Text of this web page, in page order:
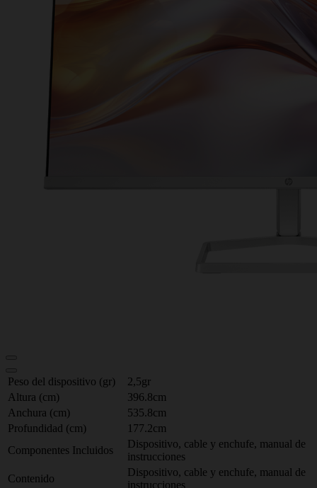
Peso del dispositivo (gr)
2,5gr
Altura (cm)
396.8cm
Anchura (cm)
535.8cm
Profundidad (cm)
177.2cm
Componentes Incluidos
Dispositivo, cable y enchufe, manual de
instrucciones
Contenido
Dispositivo, cable y enchufe, manual de
instrucciones